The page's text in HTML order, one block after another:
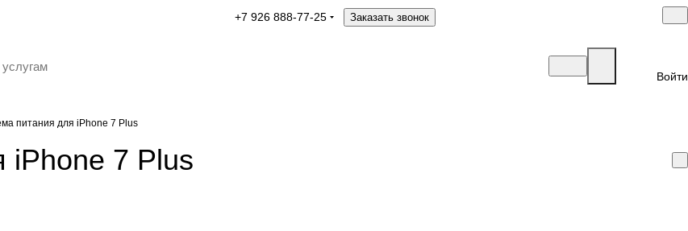
+7 926 888-77-25 Заказать звонок
Войти
питания для iPhone 7 Plus
iPhone 7 Plus